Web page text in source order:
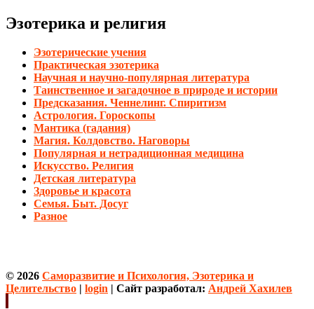
Эзотерика и религия
Эзотерические учения
Практическая эзотерика
Научная и научно-популярная литература
Таинственное и загадочное в природе и истории
Предсказания. Ченнелинг. Спиритизм
Астрология. Гороскопы
Мантика (гадания)
Магия. Колдовство. Наговоры
Популярная и нетрадиционная медицина
Искусство. Религия
Детская литература
Здоровье и красота
Семья. Быт. Досуг
Разное
© 2026 Саморазвитие и Психология, Эзотерика и
Целительство | login | Сайт разработал: Андрей Хахилев